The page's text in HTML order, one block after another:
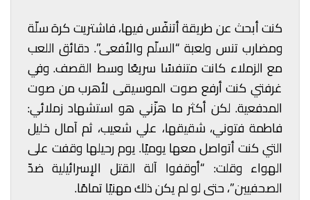
كنت أبحث عن طريقة أتنفّس فيها، فاشتريت كرة سلّة
ومضارب تنس ولعبة “السلّم والأفعى”. دقائق اللعب
مع الزملاء كانت متنفسًا سريعًا وسط القصف. وفي
غرفتي كنت أرفع صوت الموسيقى لأهرب من صوت
المدفعية. لكن أكثر ما هزّني هو استشهاد زملائي:
فاطمة فتوني، شقيقها، علي شعيب، ثم آمال خليل
التي كنت أتواصل معها يوميًا. يوم رحيلها وقفت على
الهواء وقلت: “أوقفوا آلة القتل الإسرائيلية ضدّ
الصحفيين”، حتى لو لم يكن ذلك مهنيًا تمامًا.